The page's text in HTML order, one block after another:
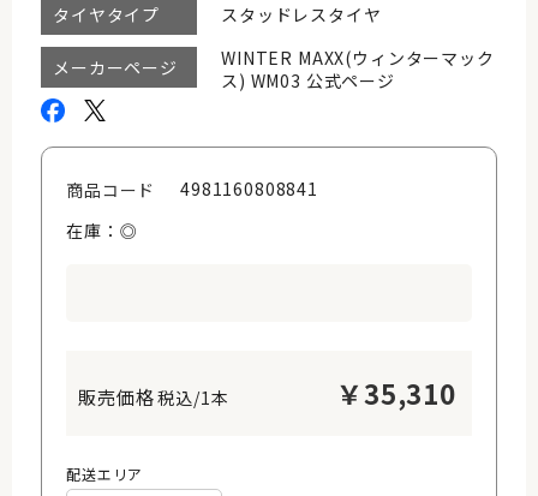
タイヤタイプ スタッドレスタイヤ
メーカーページ
WINTER MAXX(ウィンターマック
ス) WM03 公式ページ
商品コード
4981160808841
在庫：◎
税込/1本 ￥35,310
配送エリア